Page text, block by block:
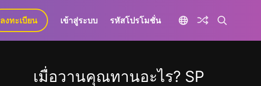
GaLa+
ลงทะเบียน เข้าสู่ระบบ รหัสโปรโมชั่น
เมื่อวานคุณทานอะไร? SP